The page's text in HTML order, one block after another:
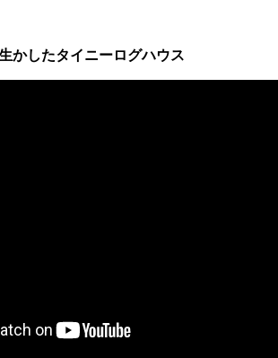
かしたタイニーログハウス